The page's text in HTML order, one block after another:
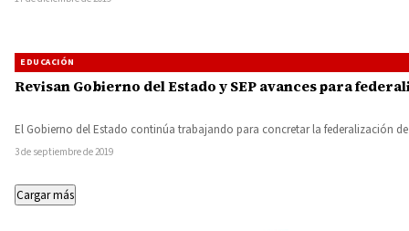
EDUCACIÓN
Revisan Gobierno del Estado y SEP avances para
El Gobierno del Estado continúa trabajando para concretar la federalización
3 de septiembre de 2019
Cargar más